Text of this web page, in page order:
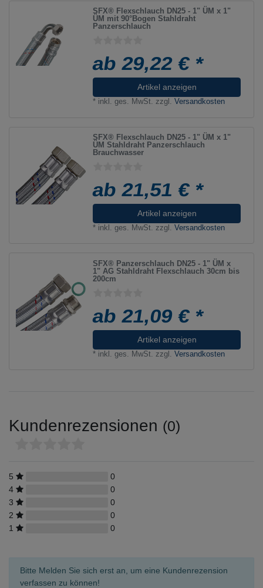
SFX® Flexschlauch DN25 - 1" ÜM x 1"
ÜM mit 90°Bogen Stahldraht
Panzerschlauch
ab 29,22 € *
Artikel anzeigen
* inkl. ges. MwSt. zzgl.Versandkosten
SFX® Flexschlauch DN25 - 1" ÜM x 1"
ÜM Stahldraht Panzerschlauch
Brauchwasser
ab 21,51 € *
Artikel anzeigen
* inkl. ges. MwSt. zzgl.Versandkosten
SFX® Panzerschlauch DN25 - 1" ÜM x
1" AG Stahldraht Flexschlauch 30cm bis
200cm
ab 21,09 € *
Artikel anzeigen
* inkl. ges. MwSt. zzgl.Versandkosten
Kundenrezensionen (0)
5
0
4
0
3
0
2
0
1
0
Bitte Melden Sie sich erst an, um eine Kundenrezension
verfassen zu können!